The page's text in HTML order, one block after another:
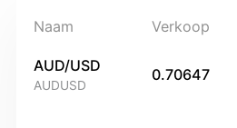
Naam Verkoop
AUD/USD
AUDUSD
0.70647